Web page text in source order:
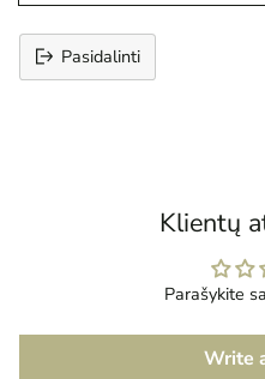
Pasidalinti
Klientų
Parašykite
Write